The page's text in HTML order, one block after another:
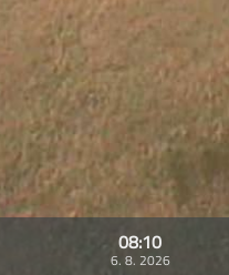
08:10
6. 8. 2026